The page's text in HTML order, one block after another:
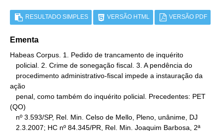
RESULTADO SIMPLES VERSÃO HTML VERSÃO PDF
Ementa
Habeas Corpus. 1. Pedido de trancamento de inquérito
ação
(QO)